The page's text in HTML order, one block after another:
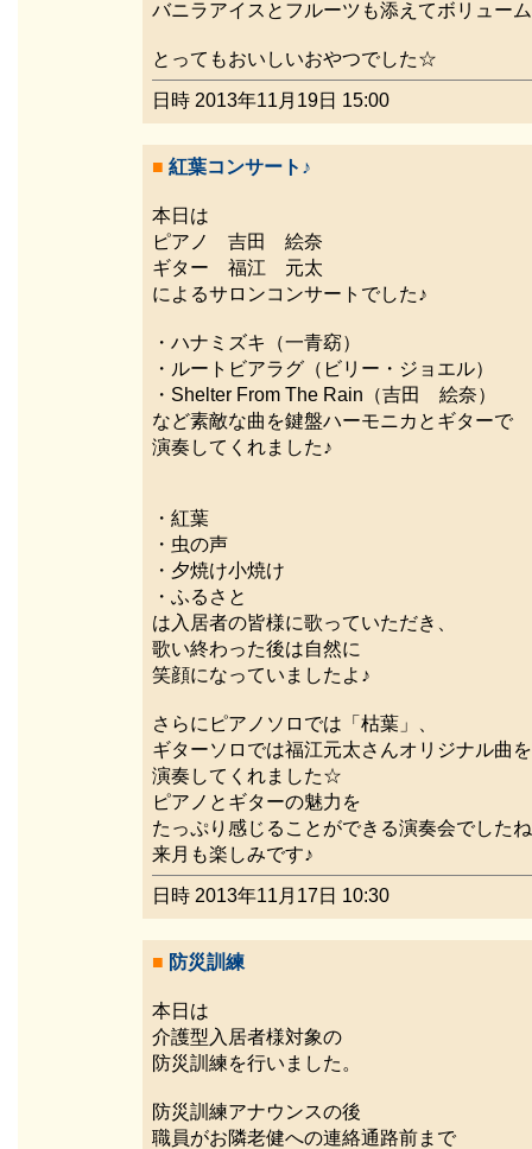
バニラアイスとフルーツも添えてボリュー
とってもおいしいおやつでした☆
日時 2013年11月19日 15:00
■ 紅葉コンサート♪
本日は
ピアノ 吉田 絵奈
ギター 福江 元太
によるサロンコンサートでした♪
・ハナミズキ（一青窈）
・ルートビアラグ（ビリー・ジョエル）
・Shelter From The Rain（吉田 絵奈）
など素敵な曲を鍵盤ハーモニカとギターで
演奏してくれました♪
・紅葉
・虫の声
・夕焼け小焼け
・ふるさと
は入居者の皆様に歌っていただき、
歌い終わった後は自然に
笑顔になっていましたよ♪
さらにピアノソロでは「枯葉」、
ギターソロでは福江元太さんオリジナル曲を
演奏してくれました☆
ピアノとギターの魅力を
たっぷり感じることができる演奏会でした
来月も楽しみです♪
日時 2013年11月17日 10:30
■ 防災訓練
本日は
介護型入居者様対象の
防災訓練を行いました。
防災訓練アナウンスの後
職員がお隣老健への連絡通路前まで